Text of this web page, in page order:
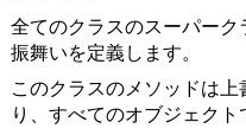
全てのクラスのスーパー
振舞いを定義します。
このクラスのメソッドは
り、すべてのオブジェクト